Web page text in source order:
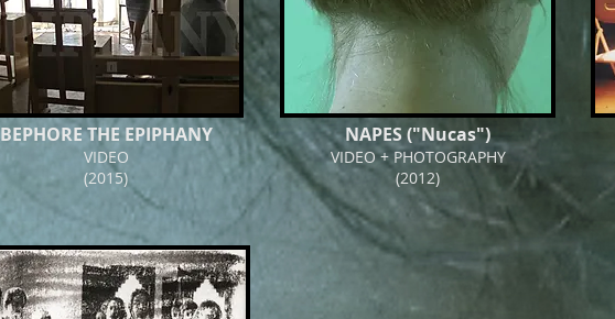
BEPHORE THE EPIPHANY
VIDEO
(2015)
NAPES ("Nucas")
VIDEO + PHOTOGRAPHY
(2012)